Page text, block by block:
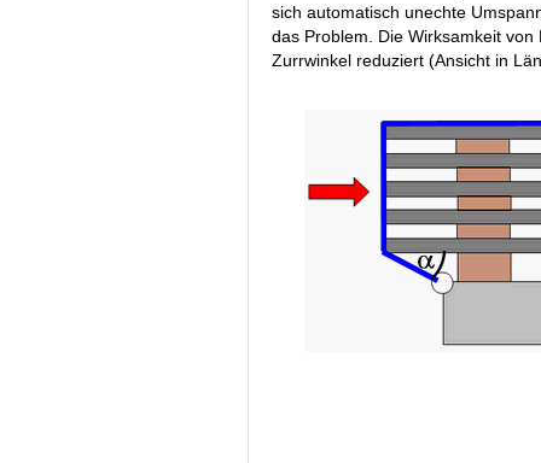
sich automatisch unechte
das Problem. Die Wirksamkeit
Zurrwinkel reduziert (Ansicht in